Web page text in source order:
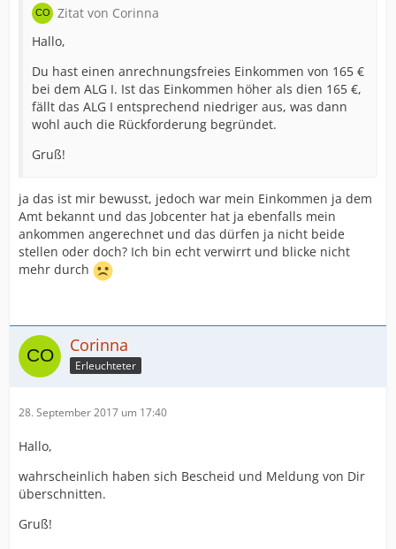
Zitat von Corinna
Hallo,
Du hast einen anrechnungsfreies Einkommen von 165 €
bei dem ALG I. Ist das Einkommen höher als dien 165 €,
fällt das ALG I entsprechend niedriger aus, was dann
wohl auch die Rückforderung begründet.
Gruß!
ja das ist mir bewusst, jedoch war mein Einkommen ja dem
Amt bekannt und das Jobcenter hat ja ebenfalls mein
ankommen angerechnet und das dürfen ja nicht beide
stellen oder doch? Ich bin echt verwirrt und blicke nicht
mehr durch
Corinna
Erleuchteter
28. September 2017 um 17:40
Hallo,
wahrscheinlich haben sich Bescheid und Meldung von Dir
überschnitten.
Gruß!